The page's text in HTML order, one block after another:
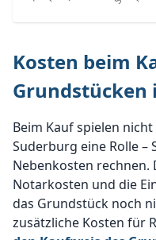
Kosten beim
Grundstücken
Beim Kauf spielen
Suderburg eine Rolle –
Nebenkosten rechnen.
Notarkosten und die
das Grundstück noch
zusätzliche Kosten für